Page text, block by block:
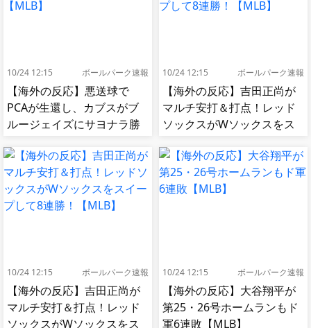
10/24 12:15 ボールパーク速報
【海外の反応】悪送球で
PCAが生還し、カブスがブ
ルージェイズにサヨナラ勝
10/24 12:15 ボールパーク速報
【海外の反応】吉田正尚が
マルチ安打＆打点！レッド
ソックスがWソックスをス
10/24 12:15 ボールパーク速報
【海外の反応】吉田正尚が
マルチ安打＆打点！レッド
ソックスがWソックスをス
10/24 12:15 ボールパーク速報
【海外の反応】大谷翔平が
第25・26号ホームランもド
軍6連敗【MLB】